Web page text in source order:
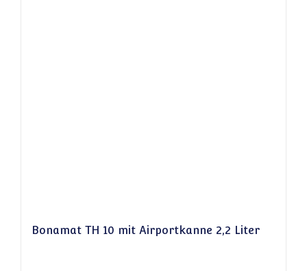
Bonamat TH 10 mit Airportkanne 2,2 Liter